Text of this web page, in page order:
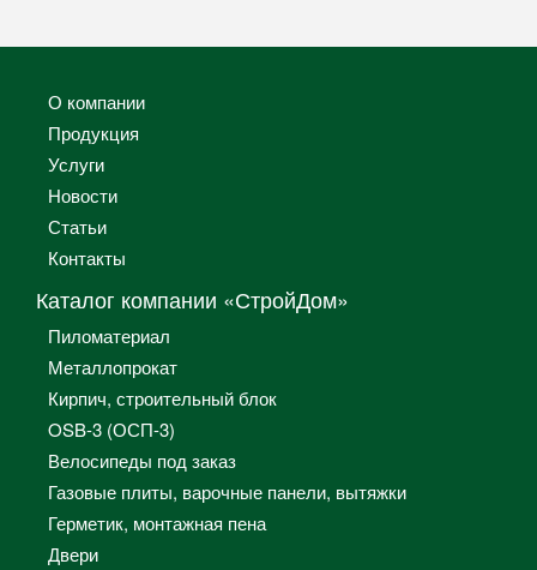
О компании
Продукция
Услуги
Новости
Статьи
Контакты
Каталог компании «СтройДом»
Пиломатериал
Металлопрокат
Кирпич, строительный блок
OSB-3 (ОСП-3)
Велосипеды под заказ
Газовые плиты, варочные панели, вытяжки
Герметик, монтажная пена
Двери